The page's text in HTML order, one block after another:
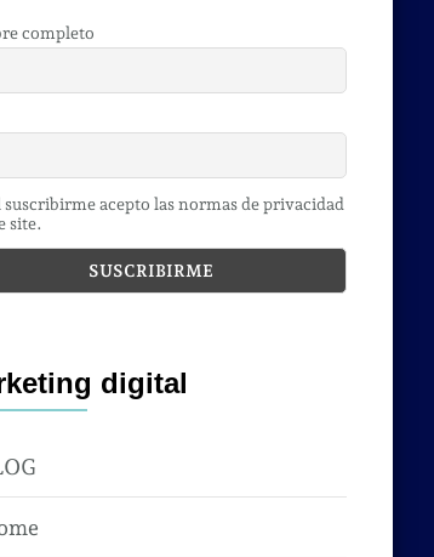
completo
suscribirme acepto las normas de privacidad
site.
digital